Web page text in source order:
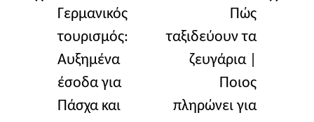
Γερμανικός
τουρισμός:
Αυξημένα
έσοδα για
Πάσχα και
Πώς
ταξιδεύουν τα
ζευγάρια |
Ποιος
πληρώνει για